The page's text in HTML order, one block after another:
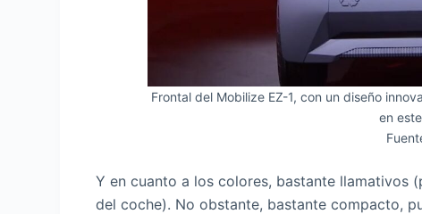
Frontal del Mobilize EZ-1, con un diseño
en
Y en cuanto a los colores, bastante llamativos
del coche). No obstante, bastante compacto,